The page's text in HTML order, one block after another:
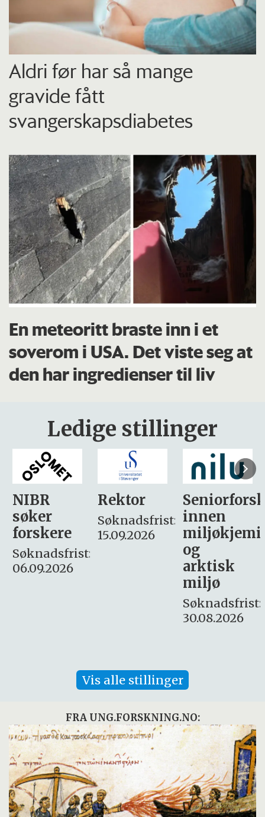
Aldri før har så mange
gravide fått
svangerskapsdiabetes
En meteoritt braste inn i et
soverom i USA. Det viste seg at
den har ingredienser til liv
Ledige stillinger
Rektor
Søknadsfrist:
15.09.2026
Seniorforsker
innen
miljøkjemi
søker
– fast
Søknadsfrist:
16. august.
Vis alle stillinger
FRA UNG.FORSKNING.NO: